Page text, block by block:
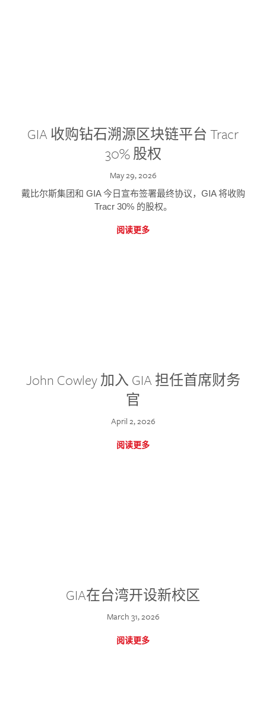
GIA 收购钻石溯源区块链平台 Tracr
30% 股权
May 29, 2026
戴比尔斯集团和 GIA 今日宣布签署最终协议，GIA 将收购
Tracr 30% 的股权。
阅读更多
John Cowley 加入 GIA 担任首席财务
官
April 2, 2026
阅读更多
GIA在台湾开设新校区
March 31, 2026
阅读更多